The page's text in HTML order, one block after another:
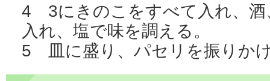
4 3にきのこをすべて入れ、酒
入れ、塩で味を調える。
5 皿に盛り、パセリを振りか